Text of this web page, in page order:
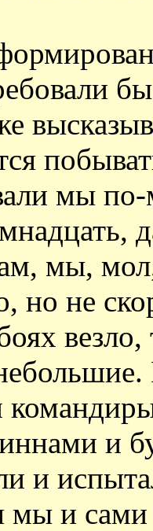
мы
мы,
но не
везло,
и
и
мы и